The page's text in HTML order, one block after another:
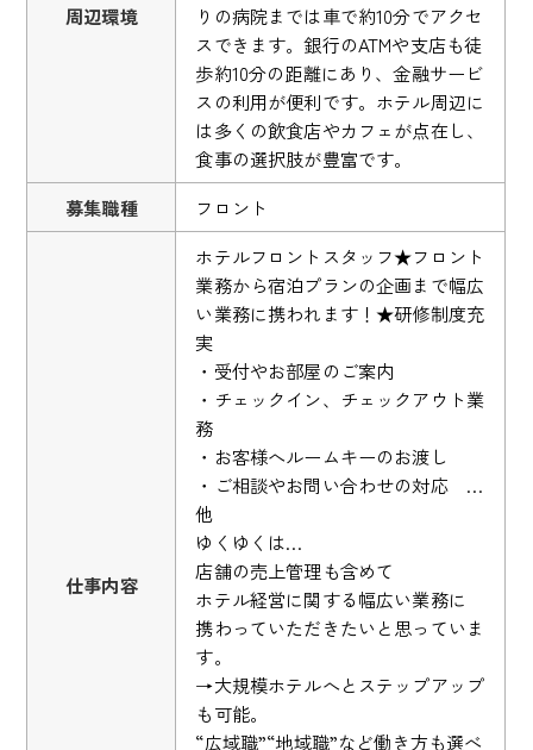
周辺環境
りの病院までは車で約10分でアクセ
スできます。銀行のATMや支店も徒
歩約10分の距離にあり、金融サービ
スの利用が便利です。ホテル周辺に
は多くの飲食店やカフェが点在し、
食事の選択肢が豊富です。
募集職種
フロント
仕事内容
ホテルフロントスタッフ★フロント
業務から宿泊プランの企画まで幅広
い業務に携われます！★研修制度充
実
・受付やお部屋のご案内
・チェックイン、チェックアウト業
務
・お客様へルームキーのお渡し
・ご相談やお問い合わせの対応 …
他
ゆくゆくは…
店舗の売上管理も含めて
ホテル経営に関する幅広い業務に
携わっていただきたいと思っていま
す。
→大規模ホテルへとステップアップ
も可能。
“広域職”“地域職”など働き方も選べ